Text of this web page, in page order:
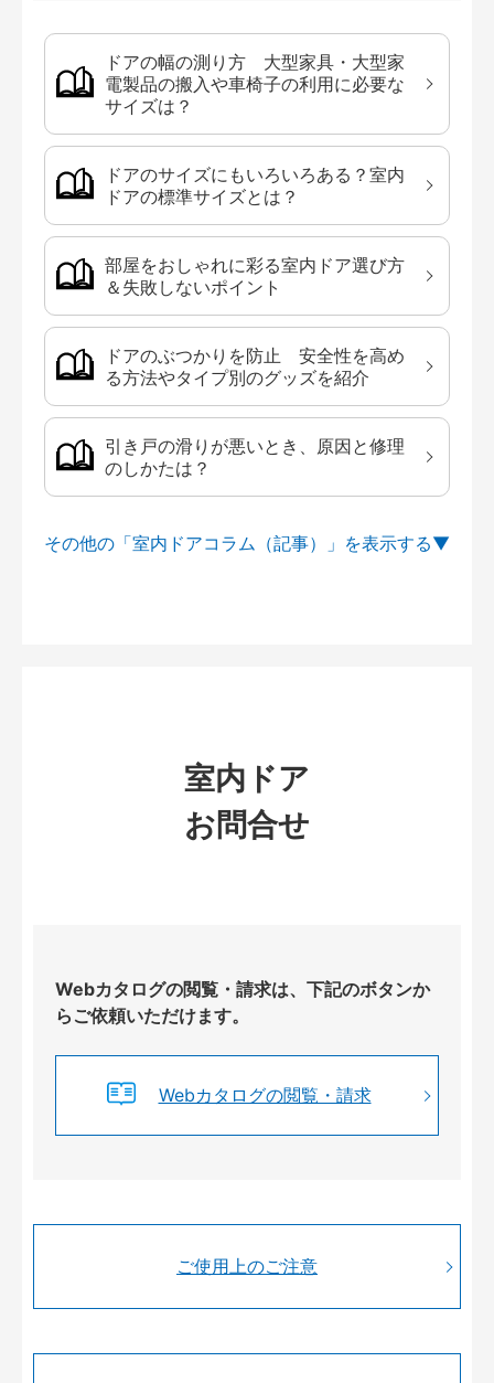
ドアの幅の測り方 大型家具・大型家
電製品の搬入や車椅子の利用に必要な
サイズは？
ドアのサイズにもいろいろある？室内
ドアの標準サイズとは？
部屋をおしゃれに彩る室内ドア選び方
＆失敗しないポイント
ドアのぶつかりを防止 安全性を高め
る方法やタイプ別のグッズを紹介
引き戸の滑りが悪いとき、原因と修理
のしかたは？
その他の「室内ドアコラム（記事）」を
室内ドア
お問合せ
Webカタログの閲覧・請求は、下記のボタンか
らご依頼いただけます。
Webカタログの閲覧・請求
ご使用上のご注意